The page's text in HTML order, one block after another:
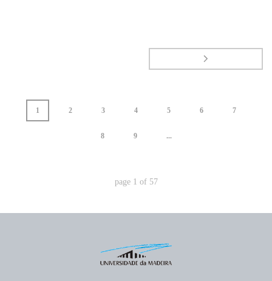
1 2 3 4 5 6 7
8 9 ...
page 1 of 57